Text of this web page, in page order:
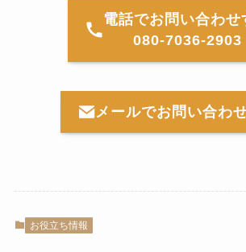
電話でお問い合わせ
080-7036-2903
メールでお問い合わ
お役立ち情報